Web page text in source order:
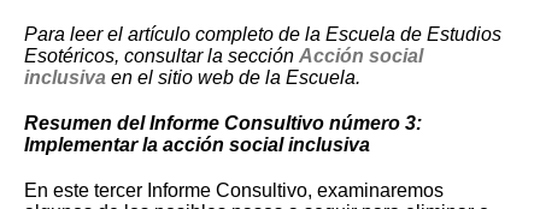
Para leer el artículo completo de la Escuela de Estudios
Esotéricos, consultar la sección Acción social
inclusiva en el sitio web de la Escuela.
Resumen del Informe Consultivo número 3:
Implementar la acción social inclusiva
En este tercer Informe Consultivo, examinaremos